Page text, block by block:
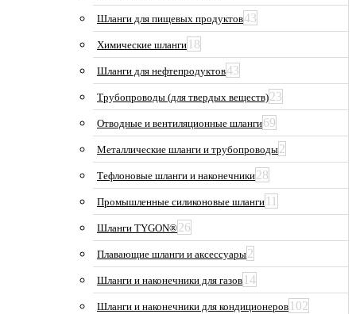
Шланги для пищевых продуктов43
Химические шланги 18
Шланги для нефтепродуктов43
Трубопроводы (для твердых веществ)23
Отводные и вентиляционные шланги69
Металлические шланги и трубопроводы2
Тефлоновые шланги и наконечники28
Промышленные силиконовые шланги 11
Шланги TYGON®26
Плавающие шланги и аксессуары2
Шланги и наконечники для газов 14
Шланги и наконечники для кондиционеров 102